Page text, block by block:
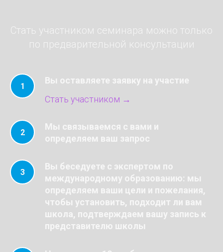
Стать участником семинара можно только
по предварительной консультации
Вы оставляете заявку на участие
Стать участником →
Мы связываемся с вами и
определяем ваш запрос
Вы беседуете с экспертом по
международному образованию: мы
определяем ваши цели и пожелания,
чтобы установить, подходит ли вам
школа, подтверждаем вашу запись к
представителю школы